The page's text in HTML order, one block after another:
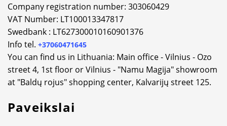
Company registration number: 303060429
VAT Number: LT100013347817
Swedbank : LT627300010160901376
Info tel. +37060471645
You can find us in Lithuania: Main office - Vilnius - Ozo
street 4, 1st floor or Vilnius - "Namu Magija" showroom
at "Baldų rojus" shopping center, Kalvarijų street 125.
Paveikslai